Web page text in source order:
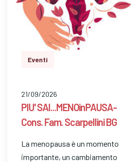
Eventi
21/09/2026
PIU' SAI...MENOinPAUSA-
Cons. Fam. Scarpellini BG
La menopausa è un momento
importante, un cambiamento